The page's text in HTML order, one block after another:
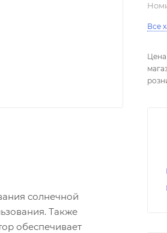
солнечной
Также
обеспечивает
Все
Цена